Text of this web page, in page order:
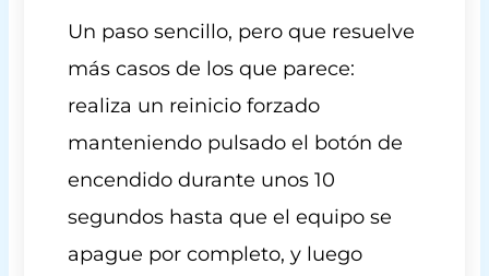
Un paso sencillo, pero que resuelve
más casos de los que parece:
realiza un reinicio forzado
manteniendo pulsado el botón de
encendido durante unos 10
segundos hasta que el equipo se
apague por completo, y luego